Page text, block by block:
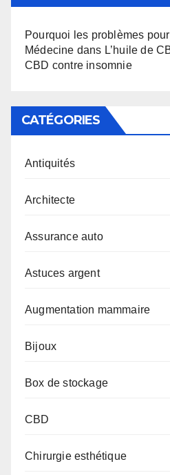
Pourquoi les problèmes
Médecine dans L’huile de
CBD contre insomnie
CATÉGORIES
Antiquités
Architecte
Assurance auto
Astuces argent
Augmentation mammaire
Bijoux
Box de stockage
CBD
Chirurgie esthétique